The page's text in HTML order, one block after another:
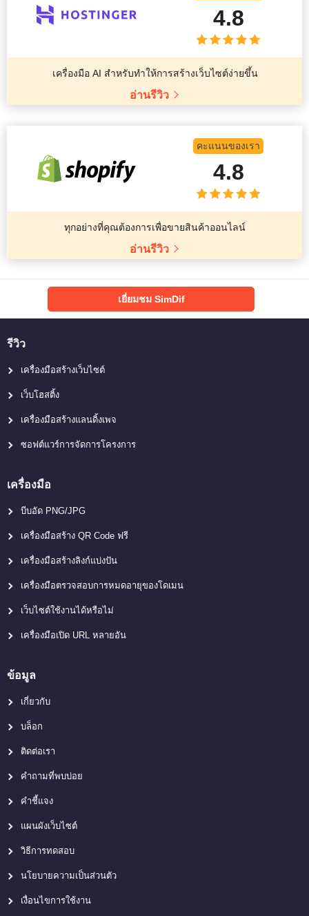
4.8
เครื่องมือ AI สำหรับทำให้การสร้างเว็บไซต์ง่ายขึ้น
อ่านรีวิว
คะแนนของเรา
4.8
ทุกอย่างที่คุณต้องการเพื่อขายสินค้าออนไลน์
อ่านรีวิว
เยี่ยมชม SimDif
รีวิว
เครื่องมือสร้างเว็บไซต์
เว็บโฮสติ้ง
เครื่องมือสร้างแลนดิ้งเพจ
ซอฟต์แวร์การจัดการโครงการ
เครื่องมือ
บีบอัด PNG/JPG
เครื่องมือสร้าง QR Code ฟรี
เครื่องมือสร้างลิงก์แบ่งปัน
เครื่องมือตรวจสอบการหมดอายุของโดเมน
เว็บไซต์ใช้งานได้หรือไม่
เครื่องมือเปิด URL หลายอัน
ข้อมูล
เกี่ยวกับ
บล็อก
ติดต่อเรา
คำถามที่พบบ่อย
คำชี้แจง
แผนผังเว็บไซต์
วิธีการทดสอบ
นโยบายความเป็นส่วนตัว
เงื่อนไขการใช้งาน